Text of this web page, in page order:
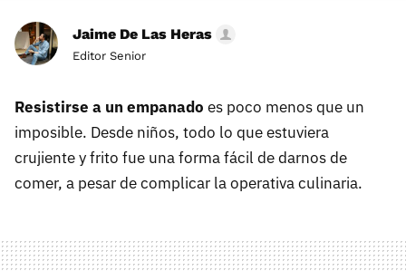
Jaime De Las Heras
Editor Senior
Resistirse a un empanado es poco menos que un
imposible. Desde niños, todo lo que estuviera
crujiente y frito fue una forma fácil de darnos de
comer, a pesar de complicar la operativa culinaria.